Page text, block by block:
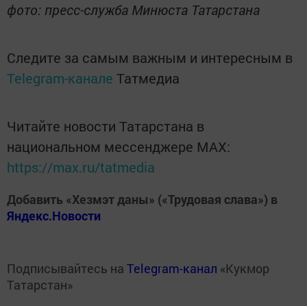
фото: пресс-служба Минюста Татарстана
Следите за самым важным и интересным в
Telegram-канале Татмедиа
Читайте новости Татарстана в
национальном мессенджере MАХ:
https://max.ru/tatmedia
Добавить «Хезмэт даны» («Трудовая слава») в
Яндекс.Новости
Подписывайтесь на Telegram-канал «Кукмор
Татарстан»